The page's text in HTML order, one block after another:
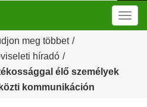
meg többet /
híradó /
élő személyek
kommunikáción